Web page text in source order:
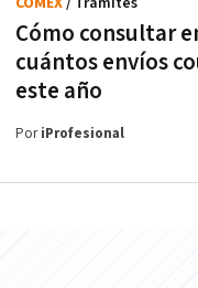
Cómo consultar
cuántos envíos
este año
PoriProfesional